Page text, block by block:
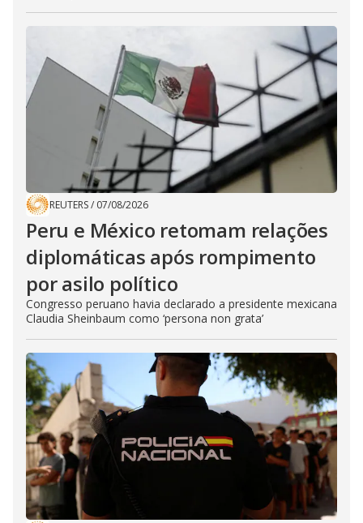
REUTERS/ 07/08/2026
Peru e México retomam relações
diplomáticas após rompimento
por asilo político
Congresso peruano havia declarado a presidente mexicana
Claudia Sheinbaum como ‘persona non grata’